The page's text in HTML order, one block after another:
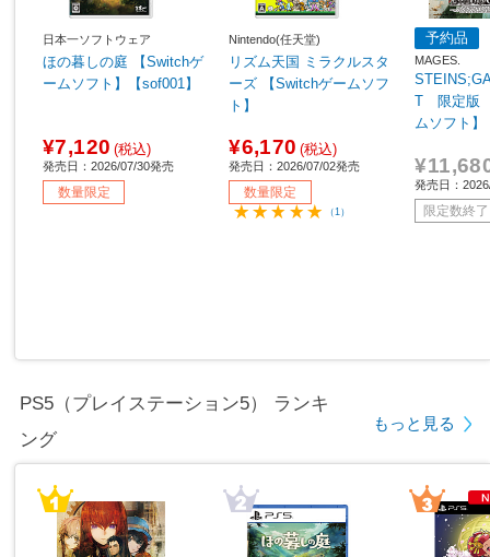
日本一ソフトウェア
ほの暮しの庭 【Switchゲ
ームソフト】【sof001】
¥7,120 (税込)
発売日：2026/07/30発売
数量限定
Nintendo(任天堂)
リズム天国 ミラクルスタ
ーズ 【Switchゲームソフ
ト】
¥6,170 (税込)
発売日：2026/07/02発売
数量限定
（1）
予約品
MAGES.
T 限定版
ムソフト】
発売日：
限定数終了
PS5（プレイステーション5） ランキ
ング
もっと見る